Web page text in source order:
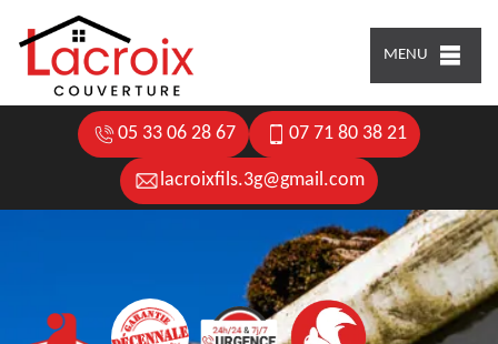
MENU
05 33 06 28 67 07 71 80 38 21
lacroixfils.3g@gmail.com